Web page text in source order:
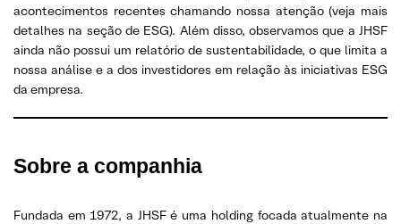
acontecimentos recentes chamando nossa atenção (veja mais
detalhes na seção de ESG). Além disso, observamos que a JHSF
ainda não possui um relatório de sustentabilidade, o que limita a
nossa análise e a dos investidores em relação às iniciativas ESG
da empresa.
Sobre a companhia
Fundada em 1972, a JHSF é uma holding focada atualmente na